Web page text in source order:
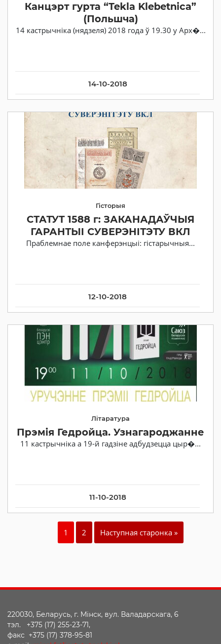
14-10-2018
Канцэрт гурта “Tekla Klebetnica”
(Польшча)
14 кастрычніка (нядзеля) 2018 года ў 19.30 у Арх�...
12-10-2018
Гісторыя
СТАТУТ 1588 г: ЗАКАНАДАЎЧЫЯ
ГАРАНТЫІ СУВЕРЭНІТЭТУ ВКЛ
Праблемнае поле канферэнцыі: гістарычныя...
11-10-2018
Літаратура
Прэмія Гедройца. Узнагароджанне
11 кастрычніка а 19-й гадзіне адбудзецца цыр�...
1 2 Наступная старонка »
220030, Беларусь, г. Мінск, вул. Валадарскага, 6
тэл. +375 (17) 255-23-71,
факс +375 (17) 378-95-81